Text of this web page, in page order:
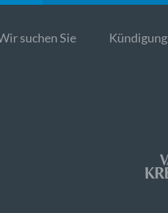
suchen Sie Kündigung